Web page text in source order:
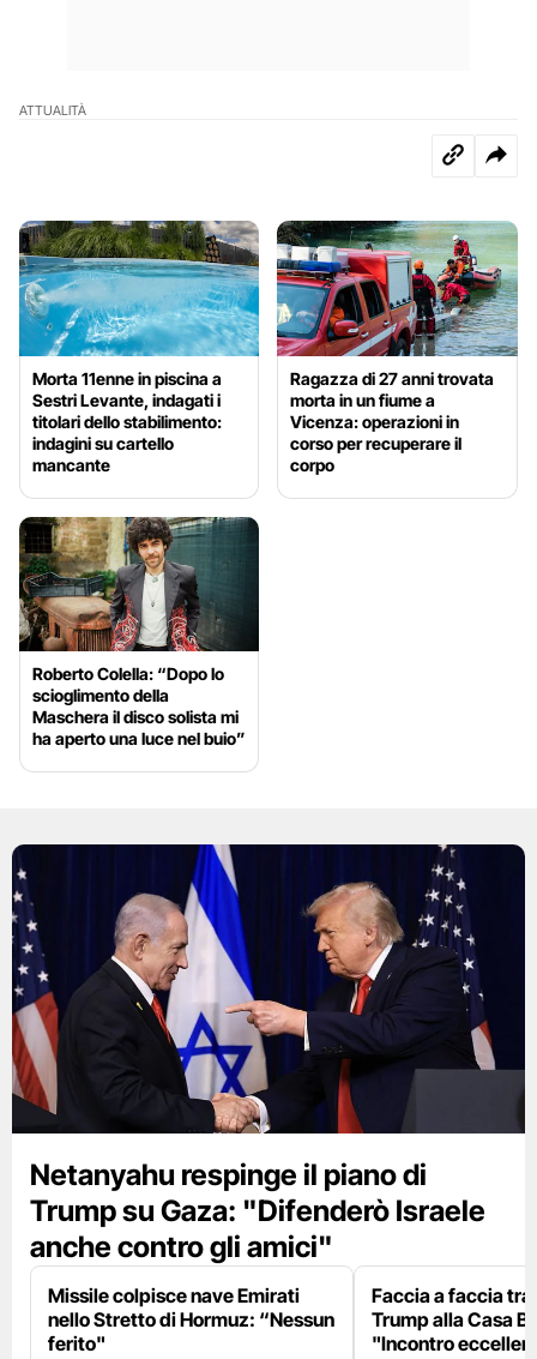
ATTUALITÀ
Morta 11enne in piscina a
Sestri Levante, indagati i
titolari dello stabilimento:
indagini su cartello
mancante
Ragazza di 27 anni trovata
morta in un fiume a
Vicenza: operazioni in
corso per recuperare il
corpo
Roberto Colella: “Dopo lo
scioglimento della
Maschera il disco solista mi
ha aperto una luce nel buio”
Netanyahu respinge il piano di
Trump su Gaza: "Difenderò Israele
anche contro gli amici"
Missile colpisce nave Emirati
nello Stretto di Hormuz: “Nessun
ferito"
Faccia a faccia
Trump alla Casa
"Incontro